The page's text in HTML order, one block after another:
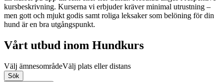
kursbeskrivning. Kurserna vi erbjuder kräver minimal utrustning –
men gott och mjukt godis samt roliga leksaker som belöning för din
hund är en bra utgångspunkt.
Vårt utbud inom Hundkurs
Välj ämnesområdeVälj plats eller distans
Sök